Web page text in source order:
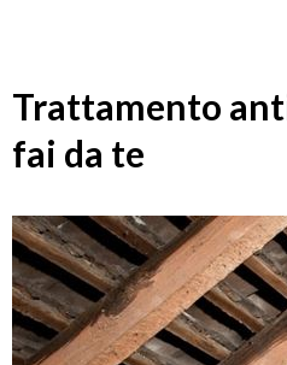
Trattamento
fai da te